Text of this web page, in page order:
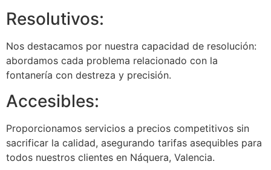
Resolutivos:
Nos destacamos por nuestra capacidad de resolución:
abordamos cada problema relacionado con la
fontanería con destreza y precisión.
Accesibles:
Proporcionamos servicios a precios competitivos sin
sacrificar la calidad, asegurando tarifas asequibles para
todos nuestros clientes en Náquera, Valencia.